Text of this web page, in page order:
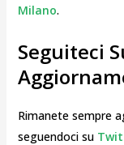
Milano.
Seguiteci
Rimanete sempre
seguendoci su